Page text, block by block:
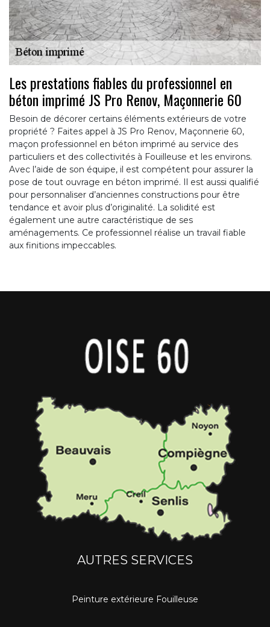
Les prestations fiables du professionnel en
béton imprimé JS Pro Renov, Maçonnerie 60
Besoin de décorer certains éléments extérieurs de votre
propriété ? Faites appel à JS Pro Renov, Maçonnerie 60,
maçon professionnel en béton imprimé au service des
particuliers et des collectivités à Fouilleuse et les environs.
Avec l’aide de son équipe, il est compétent pour assurer la
pose de tout ouvrage en béton imprimé. Il est aussi qualifié
pour personnaliser d’anciennes constructions pour être
tendance et avoir plus d’originalité. La solidité est
également une autre caractéristique de ses
aménagements. Ce professionnel réalise un travail fiable
aux finitions impeccables.
AUTRES SERVICES
Peinture extérieure Fouilleuse